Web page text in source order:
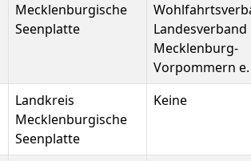
Mecklenburgische
Seenplatte
Landesverband
Mecklenburg-
Vorpommern e.
Landkreis
Mecklenburgische
Seenplatte
Keine